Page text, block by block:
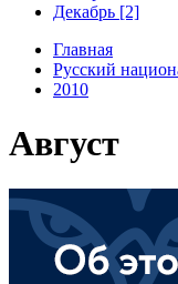
Декабрь [2]
Главная
Русский
2010
Август